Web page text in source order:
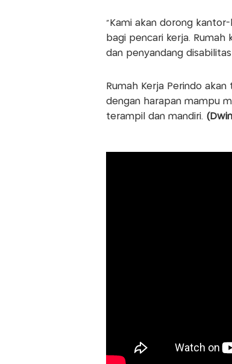
“Kami akan dorong
bagi pencari kerja. Rumah
dan penyandang
Rumah Kerja Perindo
dengan harapan mampu
terampil dan mandiri.